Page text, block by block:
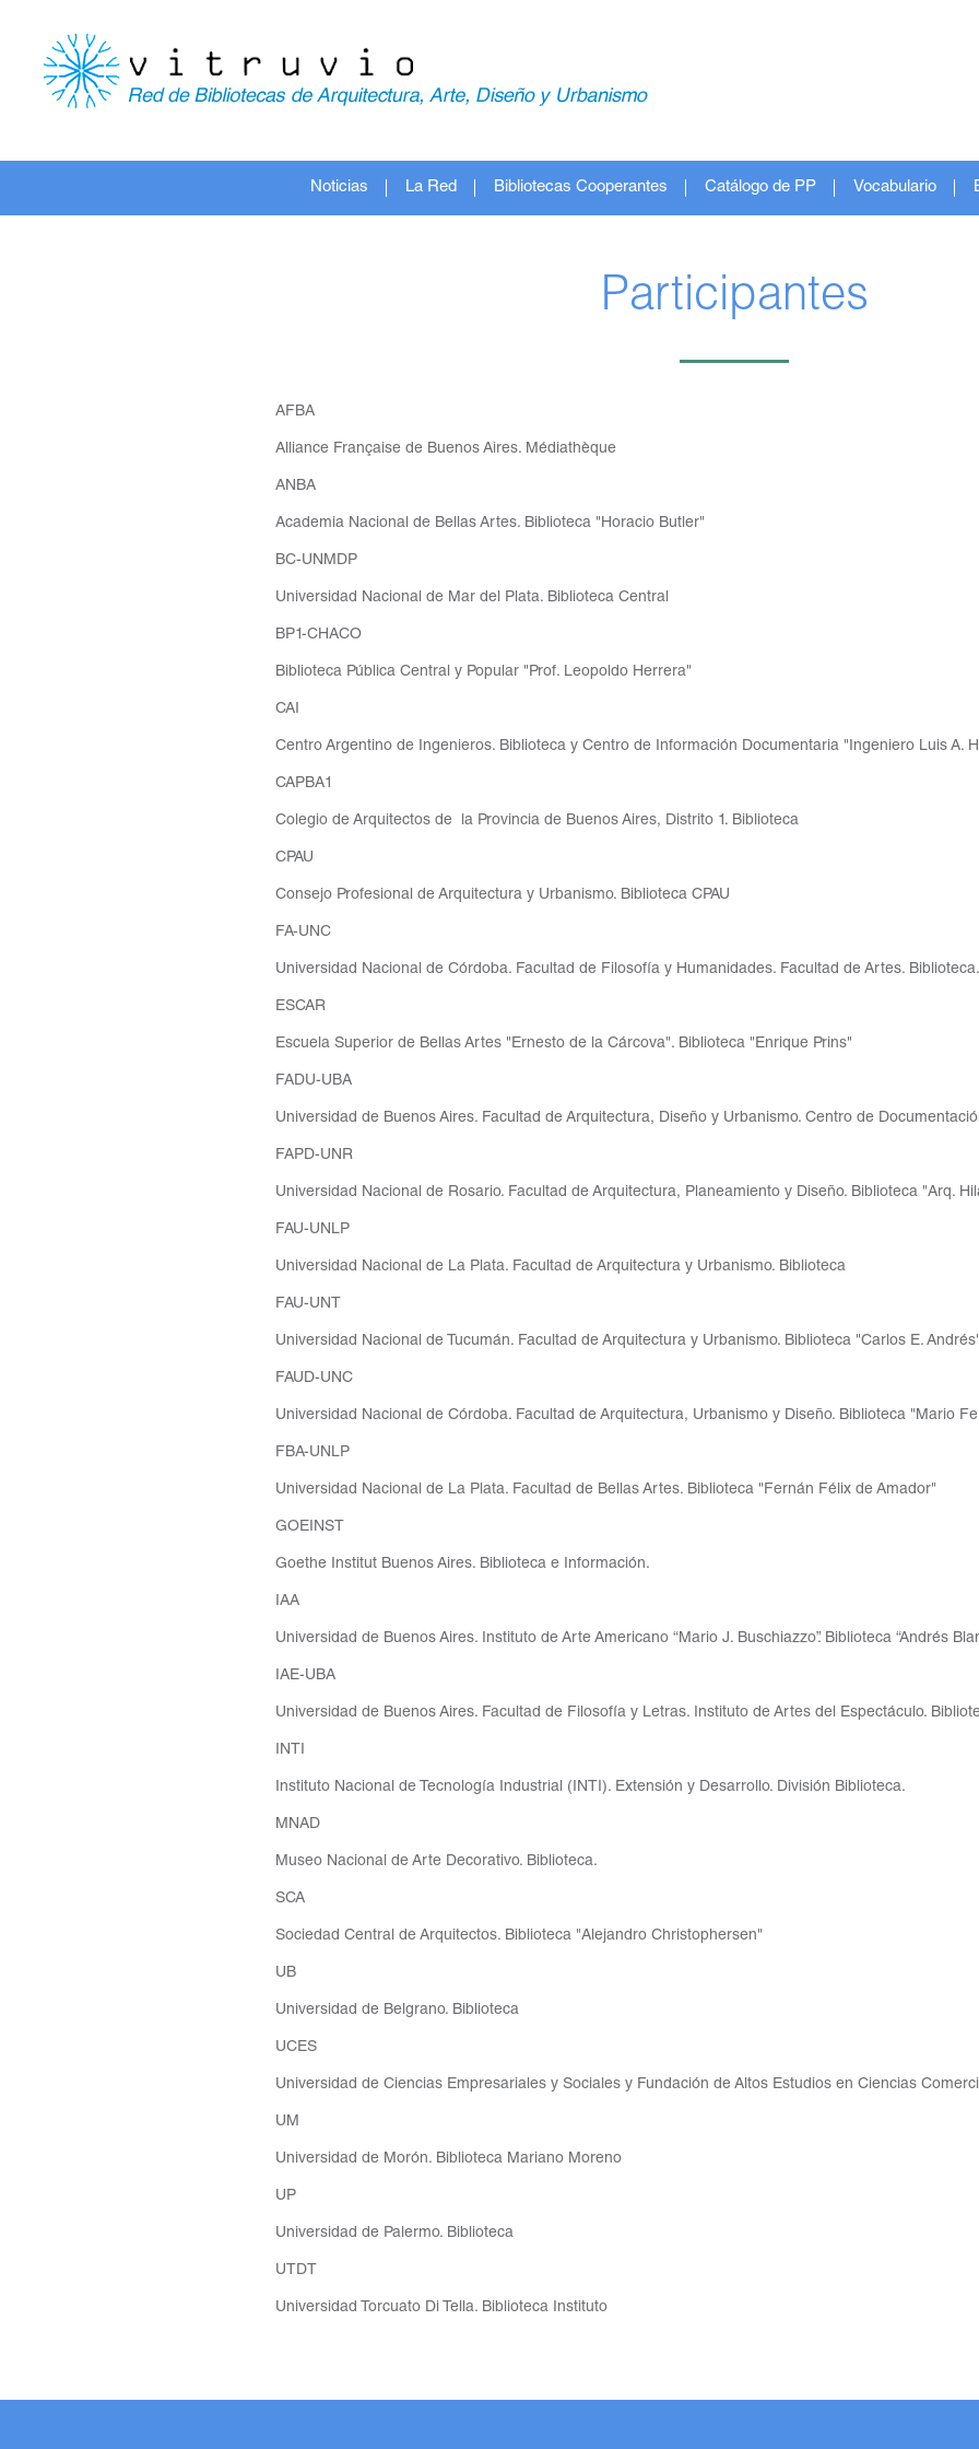
Noticias La Red Bibliotecas Cooperantes Catálogo de PP Vocabulario
Participantes
AFBA
Alliance Française de Buenos Aires. Médiathèque
ANBA
Academia Nacional de Bellas Artes. Biblioteca "Horacio Butler"
BC-UNMDP
Universidad Nacional de Mar del Plata. Biblioteca Central
BP1-CHACO
Biblioteca Pública Central y Popular "Prof. Leopoldo Herrera"
CAI
Centro Argentino de Ingenieros. Biblioteca y Centro de Información Documentaria "Ingeniero Luis A.
CAPBA1
Colegio de Arquitectos de la Provincia de Buenos Aires, Distrito 1. Biblioteca
CPAU
Consejo Profesional de Arquitectura y Urbanismo. Biblioteca CPAU
FA-UNC
Universidad Nacional de Córdoba. Facultad de Filosofía y Humanidades. Facultad de Artes. Biblioteca.
ESCAR
Escuela Superior de Bellas Artes "Ernesto de la Cárcova". Biblioteca "Enrique Prins"
FADU-UBA
Universidad de Buenos Aires. Facultad de Arquitectura, Diseño y Urbanismo. Centro de
FAPD-UNR
Universidad Nacional de Rosario. Facultad de Arquitectura, Planeamiento y Diseño. Biblioteca "Arq.
FAU-UNLP
Universidad Nacional de La Plata. Facultad de Arquitectura y Urbanismo. Biblioteca
FAU-UNT
Universidad Nacional de Tucumán. Facultad de Arquitectura y Urbanismo. Biblioteca "Carlos E. Andrés"
FAUD-UNC
Universidad Nacional de Córdoba. Facultad de Arquitectura, Urbanismo y Diseño. Biblioteca "Mario
FBA-UNLP
Universidad Nacional de La Plata. Facultad de Bellas Artes. Biblioteca "Fernán Félix de Amador"
GOEINST
Goethe Institut Buenos Aires. Biblioteca e Información.
IAA
Universidad de Buenos Aires. Instituto de Arte Americano “Mario J. Buschiazzo”. Biblioteca “Andrés
IAE-UBA
Universidad de Buenos Aires. Facultad de Filosofía y Letras. Instituto de Artes del Espectáculo.
INTI
Instituto Nacional de Tecnología Industrial (INTI). Extensión y Desarrollo. División Biblioteca.
MNAD
Museo Nacional de Arte Decorativo. Biblioteca.
SCA
Sociedad Central de Arquitectos. Biblioteca "Alejandro Christophersen"
UB
Universidad de Belgrano. Biblioteca
UCES
Universidad de Ciencias Empresariales y Sociales y Fundación de Altos Estudios en Ciencias
UM
Universidad de Morón. Biblioteca Mariano Moreno
UP
Universidad de Palermo. Biblioteca
UTDT
Universidad Torcuato Di Tella. Biblioteca Instituto